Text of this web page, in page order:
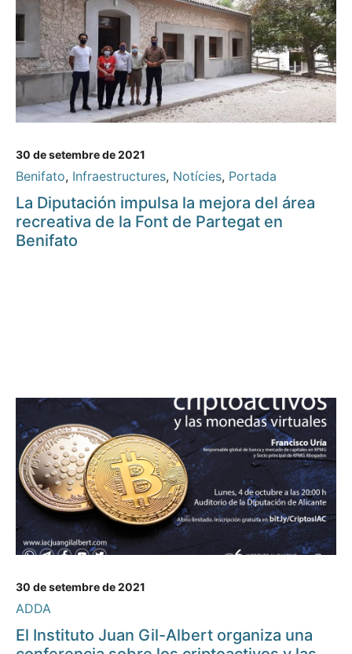
30 de setembre de 2021
Benifato, Infraestructures, Notícies, Portada
La Diputación impulsa la mejora del área
recreativa de la Font de Partegat en
Benifato
30 de setembre de 2021
ADDA
El Instituto Juan Gil-Albert organiza una